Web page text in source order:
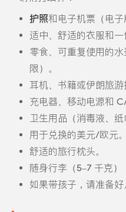
护照和电子机票（电子
适中、舒适的衣服和一
零食、可重复使用的
限）。
耳机、书籍或伊朗旅游
充电器、移动电源和 C/
卫生用品（消毒液、纸
用于兑换的美元/欧元。
舒适的旅行枕头。
随身行李（5–7 千克）
如果带孩子，请准备好